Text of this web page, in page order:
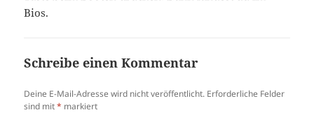
Bios.
Schreibe einen Kommentar
Deine E-Mail-Adresse wird nicht veröffentlicht. Erforderliche Felder
sind mit* markiert